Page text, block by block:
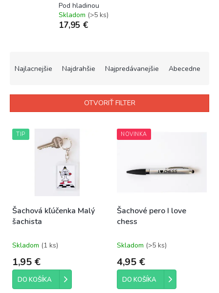
Pod hladinou
Skladom (>5 ks)
17,95 €
i
p
r
o
v
Najlacnejšie Najdrahšie Najpredávanejšie Abecedne
OTVORIŤ FILTER
V
ý
d
u
t
o
v
TIP
Šachová kľúčenka Malý
šachista
Skladom (1 ks)
1,95 €
DO KOŠÍKA
NOVINKA
Šachové pero I love
chess
Skladom (>5 ks)
4,95 €
DO KOŠÍKA